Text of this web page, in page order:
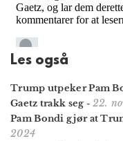
Les også
Trump utpeker Pam
Gaetz trakk seg - 22.
Pam Bondi gjør at
2024